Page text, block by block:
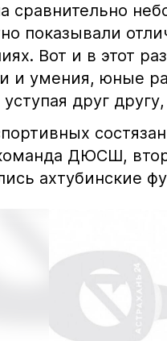
сравнительно
показывали
Вот и в этот
и умения, юные
уступая друг
ДЮСШ,
ахтубинские